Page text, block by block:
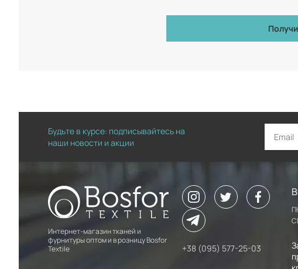
Будьте в курсе: подписывайтесь на
наши новости и акции
Интернет-магазин тканей и
фурнитуры оптом и в розницу Bosfor
Textile
+38 (095) 577-25-03